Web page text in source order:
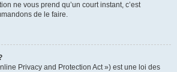
ne vous prend qu’un court instant, c’est
de le faire.
Privacy and Protection Act ») est une loi des